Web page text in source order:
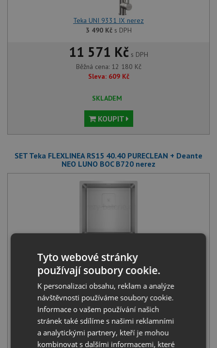
Teka UNI 9331 IX nerez
3 490 Kčs DPH
11 571 Kč s DPH
Běžná cena: 12 180 Kč
Sleva: 609 Kč
SKLADEM
KOUPIT
SET Teka FLEXLINEA RS15 40.40 PURECLEAN + Deante
NEO LUNO BOC B720 nerez
8 690 Kčs DPH
+
Tyto webové stránky
používají soubory cookie.
K personalizaci obsahu, reklam a analýze
návštěvnosti používáme soubory cookie.
Informace o vašem používání našich
stránek také sdílíme s našimi reklamními
a analytickými partnery, kteří je mohou
kombinovat s dalšími informacemi, které